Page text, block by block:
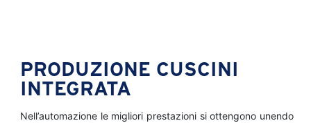
PRODUZIONE CUSCINI
INTEGRATA
Nell’automazione le migliori prestazioni si ottengono unendo